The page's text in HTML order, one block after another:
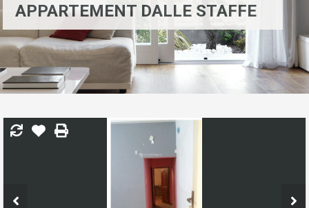
APPARTEMENT DALLE STAFFE